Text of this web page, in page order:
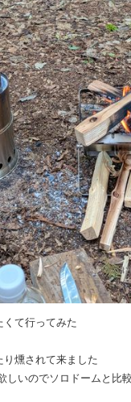
くて行ってみた
り燻されて来ました
しいのでソロドームと比